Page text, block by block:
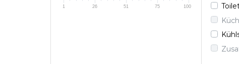
1 26 51 75 100